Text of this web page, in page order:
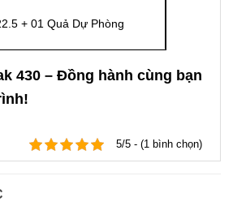
+ 01 Quả Dự Phòng
430 – Đồng hành cùng bạn
5/5 - (1 bình chọn)